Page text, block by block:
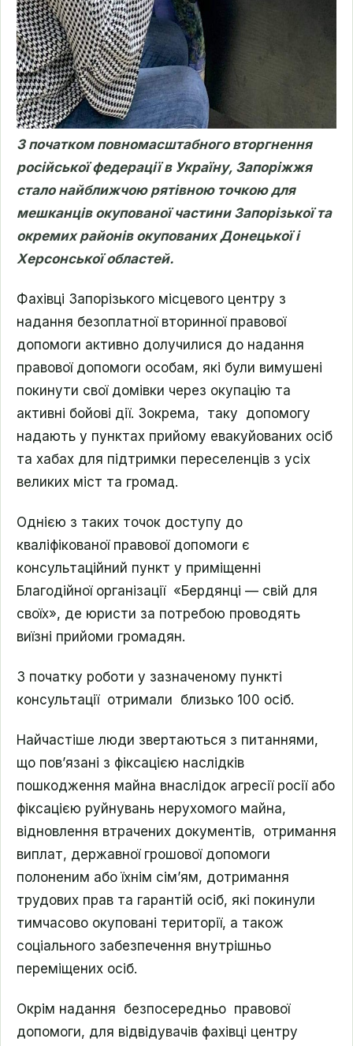
З початком повномасштабного вторгнення
російської федерації в Україну, Запоріжжя
стало найближчою рятівною точкою для
мешканців окупованої частини Запорізької та
окремих районів окупованих Донецької і
Херсонської областей.
Фахівці Запорізького місцевого центру з
надання безоплатної вторинної правової
допомоги активно долучилися до надання
правової допомоги особам, які були вимушені
покинути свої домівки через окупацію та
активні бойові дії. Зокрема, таку допомогу
надають у пунктах прийому евакуйованих осіб
та хабах для підтримки переселенців з усіх
великих міст та громад.
Однією з таких точок доступу до
кваліфікованої правової допомоги є
консультаційний пункт у приміщенні
Благодійної організації «Бердянці — свій для
своїх», де юристи за потребою проводять
виїзні прийоми громадян.
З початку роботи у зазначеному пункті
консультації отримали близько 100 осіб.
Найчастіше люди звертаються з питаннями,
що пов’язані з фіксацією наслідків
пошкодження майна внаслідок агресії росії або
фіксацією руйнувань нерухомого майна,
відновлення втрачених документів, отримання
виплат, державної грошової допомоги
полоненим або їхнім сім’ям, дотримання
трудових прав та гарантій осіб, які покинули
тимчасово окуповані території, а також
соціального забезпечення внутрішньо
переміщених осіб.
Окрім надання безпосередньо правової
допомоги, для відвідувачів фахівці центру